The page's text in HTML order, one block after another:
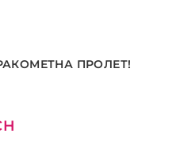
ПРОЛЕТ!